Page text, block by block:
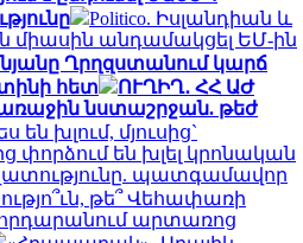
Politico. Իսլանդիան և
միասին անդամակցել ԵՄ-ին
Ղրղզստանում կարճ
հետ
ՈՒՂԻՂ․ ՀՀ ԱԺ
նստաշրջան. թեժ
են խլում, մյուսից`
փորձում են խլել կրոնական
պատգամավոր
թե՞ Վեհափառի
արտառոց